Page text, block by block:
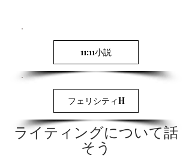
11:11小説
フェリシティH
ライティングについて話
そう